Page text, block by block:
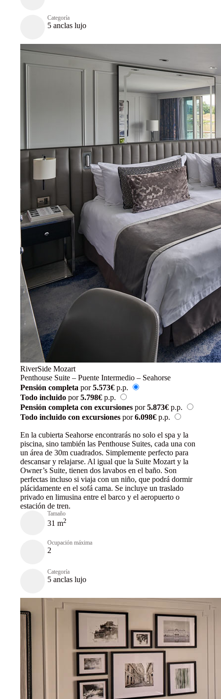
Categoría
5 anclas lujo
RiverSide Mozart
Penthouse Suite – Puente Intermedio – Seahorse
Pensión completa por5.573€ p.p.
Todo incluidopor5.798€ p.p.
Pensión completa con excursionespor5.873€ p.p.
Todo incluido con excursionespor6.098€ p.p.
En la cubierta Seahorse encontrarás no solo el spa y la
piscina, sino también las Penthouse Suites, cada una con
un área de 30m cuadrados. Simplemente perfecto para
descansar y relajarse. Al igual que la Suite Mozart y la
Owner’s Suite, tienen dos lavabos en el baño. Son
perfectas incluso si viaja con un niño, que podrá dormir
plácidamente en el sofá cama. Se incluye un traslado
privado en limusina entre el barco y el aeropuerto o
estación de tren.
Tamaño
31 m2
Ocupación máxima
2
Categoría
5 anclas lujo